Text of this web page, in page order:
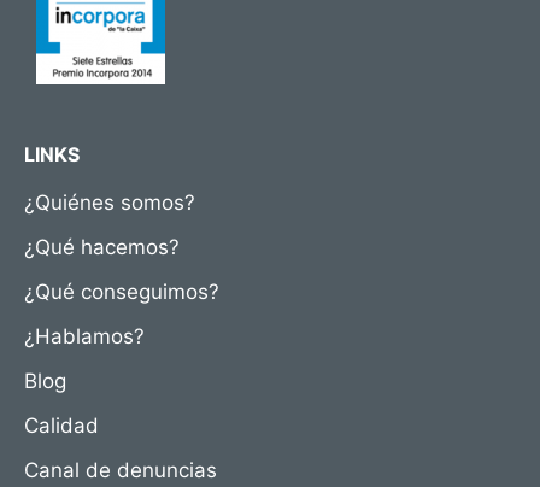
LINKS
¿Quiénes somos?
¿Qué hacemos?
¿Qué conseguimos?
¿Hablamos?
Blog
Calidad
Canal de denuncias